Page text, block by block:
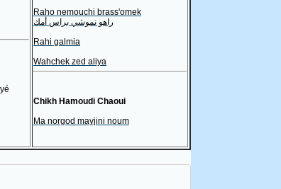
Raho nemouchi brass'omek
راهو نموشي براس أمك
Rahi galmia
Wahchek zed aliya
Chikh Hamoudi Chaoui
Ma norgod mayjini noum